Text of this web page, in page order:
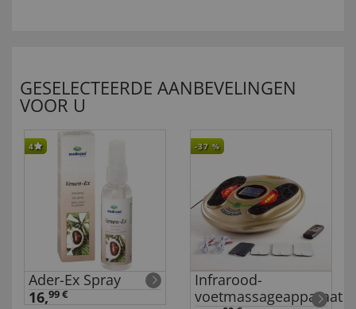
GESELECTEERDE AANBEVELINGEN
VOOR U
4
Ader-Ex Spray
16,99 €
-37 %
Infrarood-
voetmassageapparaat